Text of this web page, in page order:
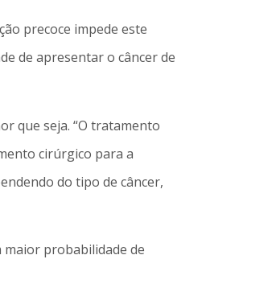
precoce impede este
de apresentar o câncer de
que seja. “O tratamento
cirúrgico para a
do tipo de câncer,
maior probabilidade de